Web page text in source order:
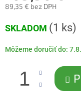
89,35 € bez DPH
cena:
SKLADOM (1 ks)
Môžeme doručiť do: